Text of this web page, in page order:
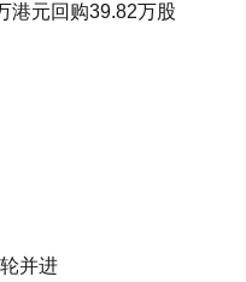
港元回购39.82万股
并进